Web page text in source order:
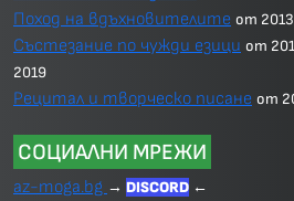
Поход на вдъхновителите от 2013
Състезание по чужди езици от
2019
Рецитал и творческо писане от
СОЦИАЛНИ МРЕЖИ
az-moga.bg → DISCORD ←